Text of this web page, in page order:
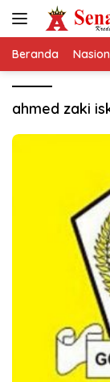
Beranda
ahmed zaki